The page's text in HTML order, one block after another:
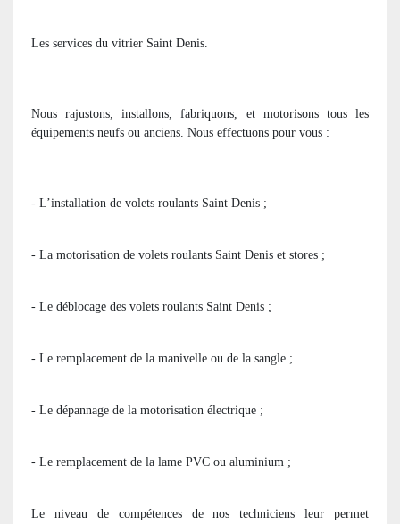
Les services du vitrier Saint Denis.
Nous rajustons, installons, fabriquons, et motorisons tous les
équipements neufs ou anciens. Nous effectuons pour vous :
- L’installation de volets roulants Saint Denis ;
- La motorisation de volets roulants Saint Denis et stores ;
- Le déblocage des volets roulants Saint Denis ;
- Le remplacement de la manivelle ou de la sangle ;
- Le dépannage de la motorisation électrique ;
- Le remplacement de la lame PVC ou aluminium ;
Le niveau de compétences de nos techniciens leur permet